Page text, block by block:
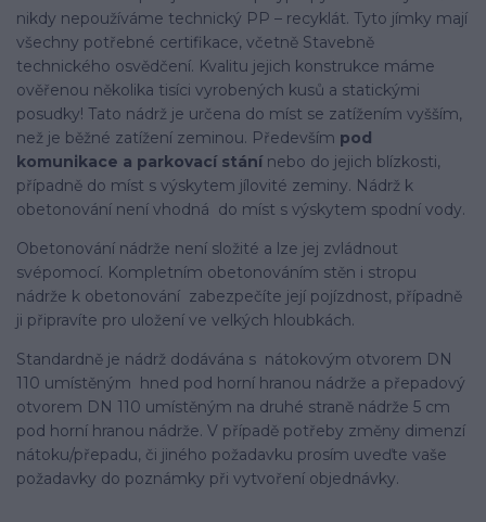
nikdy nepoužíváme technický PP – recyklát. Tyto jímky mají
všechny potřebné certifikace, včetně Stavebně
technického osvědčení. Kvalitu jejich konstrukce máme
ověřenou několika tisíci vyrobených kusů a statickými
posudky! Tato nádrž je určena do míst se zatížením vyšším,
než je běžné zatížení zeminou. Především pod
komunikace a parkovací stánínebo do jejich blízkosti,
případně do míst s výskytem jílovité zeminy. Nádrž k
obetonování není vhodná do míst s výskytem spodní vody.
Obetonování nádrže není složité a lze jej zvládnout
svépomocí. Kompletním obetonováním stěn i stropu
nádrže k obetonování zabezpečíte její pojízdnost, případně
ji připravíte pro uložení ve velkých hloubkách.
Standardně je nádrž dodávána s nátokovým otvorem DN
110 umístěným hned pod horní hranou nádrže a přepadový
otvorem DN 110 umístěným na druhé straně nádrže 5 cm
pod horní hranou nádrže. V případě potřeby změny dimenzí
nátoku/přepadu, či jiného požadavku prosím uveďte vaše
požadavky do poznámky při vytvoření objednávky.